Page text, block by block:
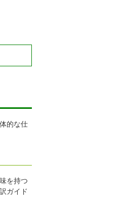
的な仕
を持つ
ガイド